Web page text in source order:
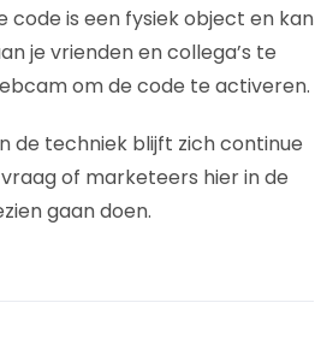
is een fysiek object en kan
je vrienden en collega’s te
om de code te activeren.
de techniek blijft zich continue
of marketeers hier in de
gaan doen.